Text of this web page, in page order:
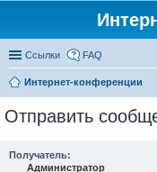
Ссылки FAQ
Интернет-конференции
Отправить
Получатель:
Администратор